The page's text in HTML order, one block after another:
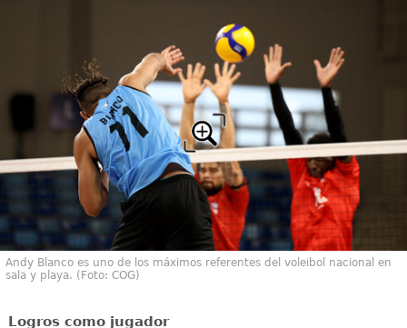
Andy Blanco es uno de los máximos referentes del voleibol nacional en
sala y playa. (Foto: COG)
Logros como jugador